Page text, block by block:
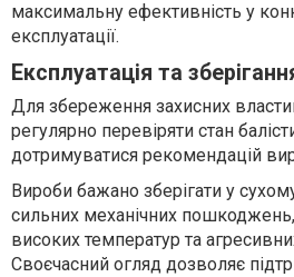
максимальну ефективність у
експлуатації.
Експлуатація та
Для збереження захисних
регулярно перевіряти стан
дотримуватися рекомендацій
Вироби бажано зберігати у
сильних механічних
високих температур та
Своєчасний огляд дозволяє